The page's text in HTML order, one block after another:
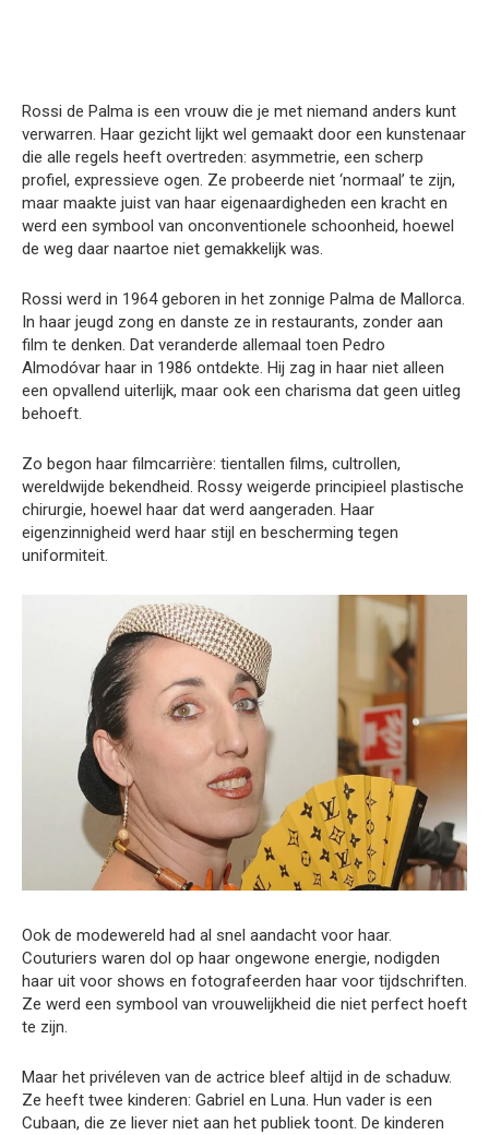
Rossi de Palma is een vrouw die je met niemand anders kunt
verwarren. Haar gezicht lijkt wel gemaakt door een kunstenaar
die alle regels heeft overtreden: asymmetrie, een scherp
profiel, expressieve ogen. Ze probeerde niet ‘normaal’ te zijn,
maar maakte juist van haar eigenaardigheden een kracht en
werd een symbool van onconventionele schoonheid, hoewel
de weg daar naartoe niet gemakkelijk was.
Rossi werd in 1964 geboren in het zonnige Palma de Mallorca.
In haar jeugd zong en danste ze in restaurants, zonder aan
film te denken. Dat veranderde allemaal toen Pedro
Almodóvar haar in 1986 ontdekte. Hij zag in haar niet alleen
een opvallend uiterlijk, maar ook een charisma dat geen uitleg
behoeft.
Zo begon haar filmcarrière: tientallen films, cultrollen,
wereldwijde bekendheid. Rossy weigerde principieel plastische
chirurgie, hoewel haar dat werd aangeraden. Haar
eigenzinnigheid werd haar stijl en bescherming tegen
uniformiteit.
Ook de modewereld had al snel aandacht voor haar.
Couturiers waren dol op haar ongewone energie, nodigden
haar uit voor shows en fotografeerden haar voor tijdschriften.
Ze werd een symbool van vrouwelijkheid die niet perfect hoeft
te zijn.
Maar het privéleven van de actrice bleef altijd in de schaduw.
Ze heeft twee kinderen: Gabriel en Luna. Hun vader is een
Cubaan, die ze liever niet aan het publiek toont. De kinderen